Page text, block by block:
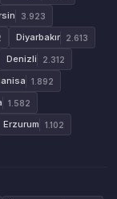
3.923
Diyarbakır 2.613
Denizli 2.312
1.892
1.582
Erzurum 1.102